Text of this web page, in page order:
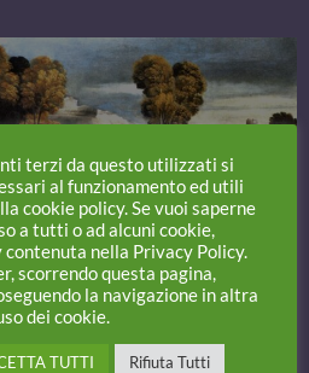
terzi da questo utilizzati si
al funzionamento ed utili
cookie policy. Se vuoi saperne
a tutti o ad alcuni cookie,
nella Privacy Policy.
scorrendo questa pagina,
la navigazione in altra
dei cookie.
TUTTI Rifiuta Tutti